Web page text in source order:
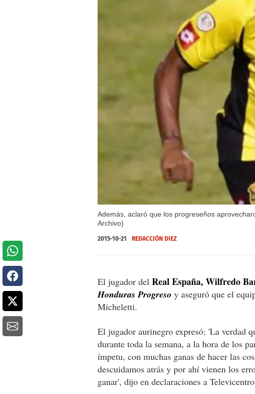
Además, aclaró que los progreseños
Archivo)
2015-10-21 REDACCIÓN DIEZ
El jugador del Real España, Wilfredo
Honduras Progreso y aseguró que el
Micheletti.
El jugador aurinegro expresó: 'La verdad
durante toda la semana, a la hora de los
ímpetu, con muchas ganas de hacer las
descuidamos atrás y por ahí vienen los
ganar', dijo en declaraciones a